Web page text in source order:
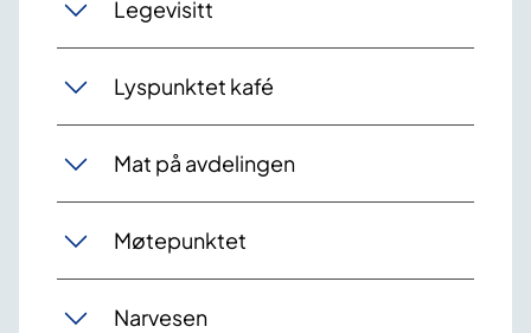
Legevisitt
Lyspunktet kafé
Mat på avdelingen
Møtepunktet
Narvesen